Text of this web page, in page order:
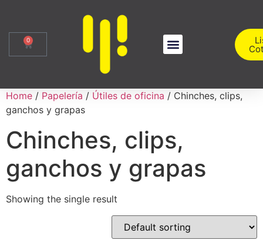
0
Home / Papelería / Útiles de oficina / Chinches, clips,
ganchos y grapas
Chinches, clips,
ganchos y grapas
Showing the single result